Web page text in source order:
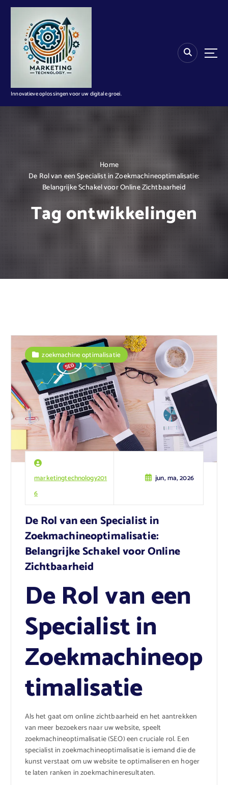
n
Innovatieve oplossingen voor uw digitale groei.
Home
De Rol van een Specialist in Zoekmachineoptimalisatie:
Belangrijke Schakel voor Online Zichtbaarheid
Tag ontwikkelingen
marketingtechnology201
6
jun, ma, 2026
zoekmachine optimalisatie
De Rol van een Specialist in
Zoekmachineoptimalisatie:
Belangrijke Schakel voor Online
Zichtbaarheid
De Rol van een
Specialist in
Zoekmachineop
timalisatie
Als het gaat om online zichtbaarheid en het aantrekken
van meer bezoekers naar uw website, speelt
zoekmachineoptimalisatie (SEO) een cruciale rol. Een
specialist in zoekmachineoptimalisatie is iemand die de
kunst verstaat om uw website te optimaliseren en hoger
te laten ranken in zoekmachineresultaten.